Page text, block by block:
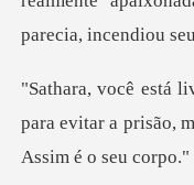
para evitar a prisão,